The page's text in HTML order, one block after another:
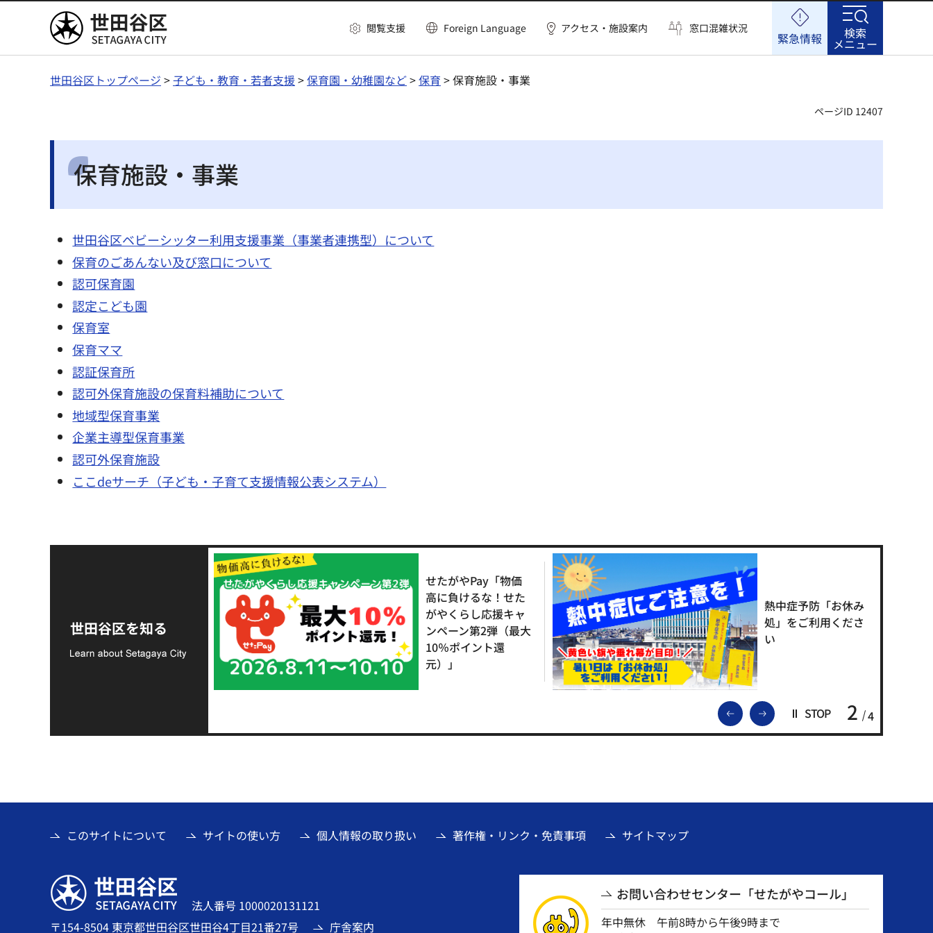
世田谷区 閲覧支援 Foreign Language アクセス・施設案内 窓口混雑状況
緊急情報 検索
メニュー
世田谷区トップページ >子ども・教育・若者支援>保育園・幼稚園など>保育 > 保育施設・事業
ページID 12407
保育施設・事業
世田谷区ベビーシッター利用支援事業（事業者連携型）について
保育のごあんない及び窓口について
認可保育園
認定こども園
保育室
保育ママ
認証保育所
認可外保育施設の保育料補助について
地域型保育事業
企業主導型保育事業
認可外保育施設
ここdeサーチ（子ども・子育て支援情報公表システム）
世田谷区を知る
前のスライドを表示
次のスライドを表示
STOP 2 4
支援金の募集につい
て
せたがやPay「物価
高に負けるな！せた
がやくらし応援キャ
ンペーン第2弾（最大
10％ポイント還
元）」
熱中症予防「お休み
処」をご利用くださ
い
このサイトについて サイトの使い方 個人情報の取り扱い 著作権・リンク・免責事項 サイトマップ
世田谷区
法人番号 1000020131121
〒154-8504 東京都世田谷区世田谷4丁目21番27号
庁舎案内
お問い合わせセンター「せたがやコール」
年中無休 午前8時から午後9時まで